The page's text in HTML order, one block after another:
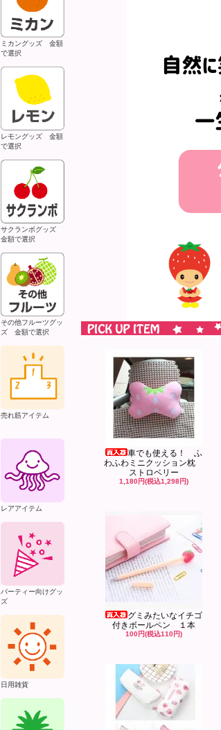
ミカングッズ 金額
で選択
レモングッズ 金額
で選択
サクランボグッズ
金額で選択
その他フルーツグッ
ズ 金額で選択
売れ筋アイテム
レアアイテム
パーティー向けグッ
ズ
日用雑貨
車でも使える！ ふ
わふわミニクッション枕
ストロベリー
1,180円(税込1,298円)
グミみたいなイチゴ
付きボールペン １本
100円(税込110円)